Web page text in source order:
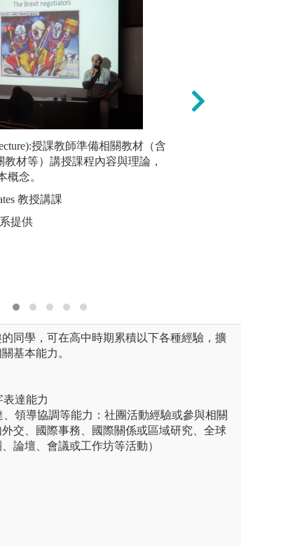
教師善於規劃小組簡報及
決問題及合作能力。同學
學習成果。此學習法能增
與信任，學會處理人際關
，學會有效地表達自己意
授課教師準備相關教材（含
教材等）講授課程內容與理論，
概念。
教授講課
提供
同學，可在高中時期累積以下各種經驗，擴
基本能力。
表達能力
領導協調等能力：社團活動經驗或參與相關
交、國際事務、國際關係或區域研究、全球
論壇、會議或工作坊等活動）